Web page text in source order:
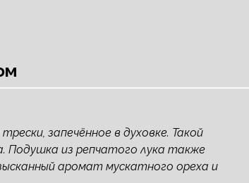
запечённое в духовке. Такой
Подушка из репчатого лука также
аромат мускатного ореха и